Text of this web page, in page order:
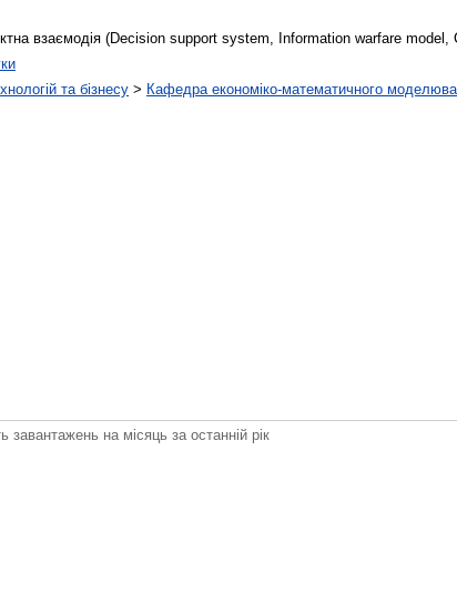
взаємодія (Decision support system, Information warfare model,
та бізнесу > Кафедра економіко-математичного
завантажень на місяць за останній рік